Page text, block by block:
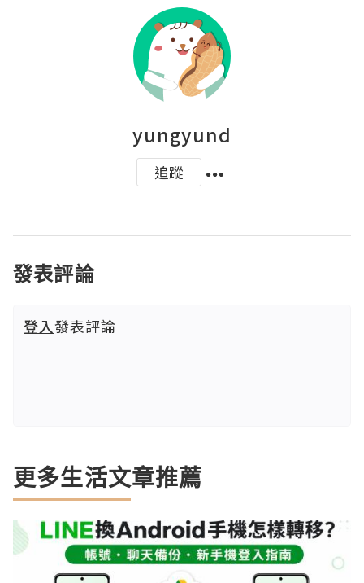
yungyund
追蹤
發表評論
登入發表評論
更多生活文章推薦